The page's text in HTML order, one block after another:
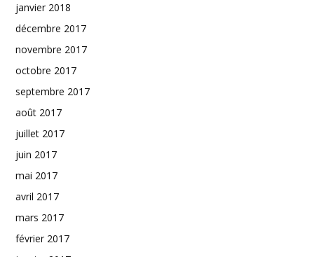
janvier 2018
décembre 2017
novembre 2017
octobre 2017
septembre 2017
août 2017
juillet 2017
juin 2017
mai 2017
avril 2017
mars 2017
février 2017